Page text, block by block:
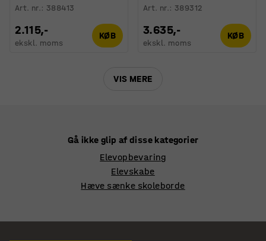
Art. nr.: 388413
2.115,-
ekskl. moms
KØB
Art. nr.: 389312
3.635,-
ekskl. moms
KØB
VIS MERE
Gå ikke glip af disse kategorier
Elevopbevaring
Elevskabe
Hæve sænke skoleborde